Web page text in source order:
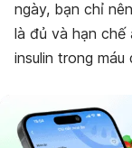
ngày, bạn chỉ
là đủ và hạn chế
insulin trong